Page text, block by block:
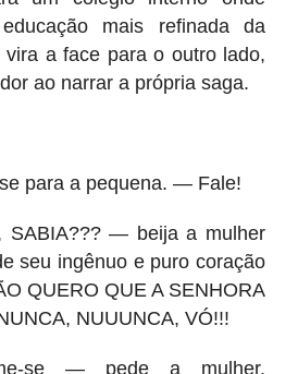
mais refinada da
a face para o outro lado,
ao narrar a própria saga.
para a pequena. — Fale!
SABIA??? — beija a mulher
seu ingênuo e puro coração
QUERO QUE A SENHORA
NUUUNCA, VÓ!!!
se — pede a mulher,